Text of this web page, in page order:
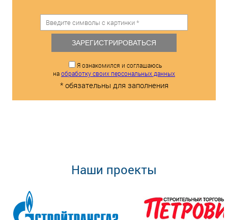
ЗАРЕГИСТРИРОВАТЬСЯ
Я ознакомился и соглашаюсь
наобработку своих персональных данных
* обязательны для заполнения
Наши проекты